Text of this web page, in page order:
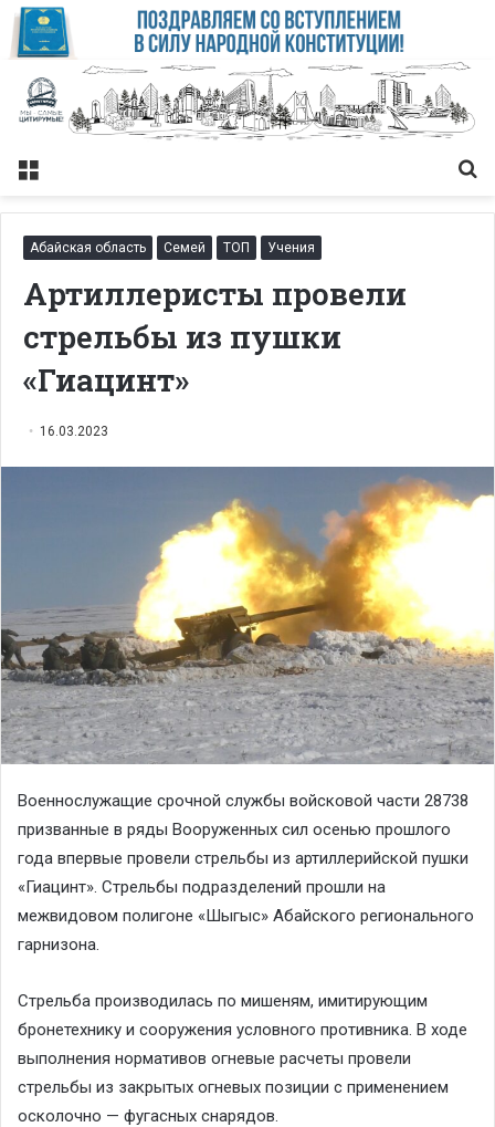
Меню
Абайская область Семей ТОП Учения
Артиллеристы провели
стрельбы из пушки
«Гиацинт»
16.03.2023
Военнослужащие срочной службы войсковой части 28738
призванные в ряды Вооруженных сил осенью прошлого
года впервые провели стрельбы из артиллерийской пушки
«Гиацинт». Стрельбы подразделений прошли на
межвидовом полигоне «Шыгыс» Абайского регионального
гарнизона.
Стрельба производилась по мишеням, имитирующим
бронетехнику и сооружения условного противника. В ходе
выполнения нормативов огневые расчеты провели
стрельбы из закрытых огневых позиции с применением
осколочно — фугасных снарядов.